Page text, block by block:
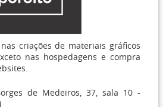
nas criações de materiais gráficos
nas hospedagens e compra
de Medeiros, 37, sala 10 -